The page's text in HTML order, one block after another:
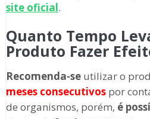
site oficial.
Quanto Tempo
Produto Fazer
Recomenda-seutilizar o
meses consecutivospor
de organismos, porém, é